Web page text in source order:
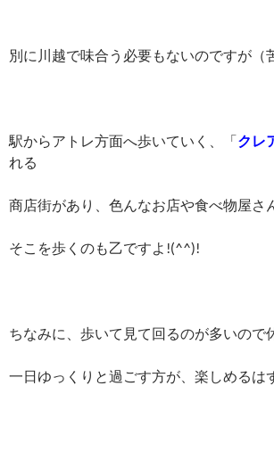
別に川越で味合う必要もないのですが（
駅からアトレ方面へ歩いていく、「クレ
れる
商店街があり、色んなお店や食べ物屋さ
そこを歩くのも乙ですよ!(^^)!
ちなみに、歩いて見て回るのが多いので
一日ゆっくりと過ごす方が、楽しめるは